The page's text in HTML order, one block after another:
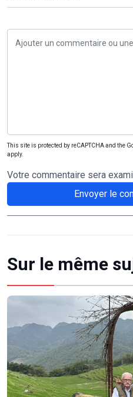
This site is protected by reCAPTCHA and the
apply.
Votre commentaire sera
Envoyer le
Sur le même